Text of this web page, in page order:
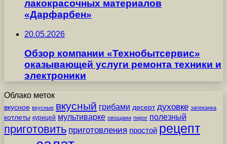
лакокрасочных материалов
«Дарфарбен»
20.05.2026
Обзор компании «Технобытсервис»
оказывающей услуги ремонта техники и
электроники
Облако меток
вкусное вкусные вкусный грибами десерт духовке запеканка
котлеты курицей мультиварке овощами пирог полезный
приготовить приготовления простой рецепт